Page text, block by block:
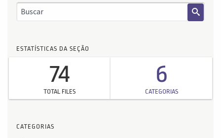
ESTATÍSTICAS DA SEÇÃO
74
TOTAL FILES
6
CATEGORIAS
CATEGORIAS